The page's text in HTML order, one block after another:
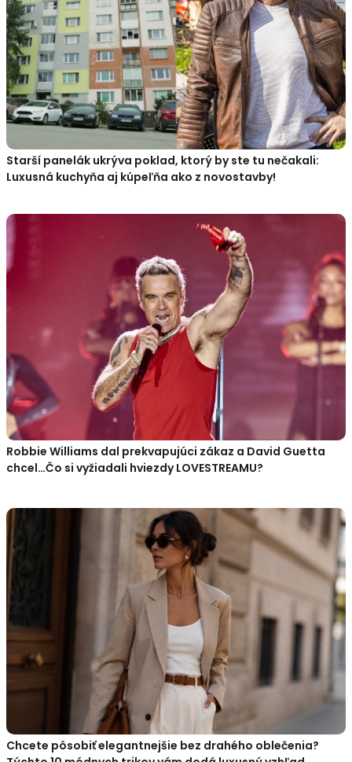
Starší panelák ukrýva poklad, ktorý by ste tu nečakali:
Luxusná kuchyňa aj kúpeľňa ako z novostavby!
Robbie Williams dal prekvapujúci zákaz a David Guetta
chcel…Čo si vyžiadali hviezdy LOVESTREAMU?
Chcete pôsobiť elegantnejšie bez drahého oblečenia?